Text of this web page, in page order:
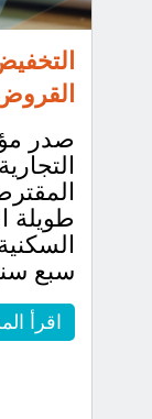
صدر
طويلة
سبع
اقرأ